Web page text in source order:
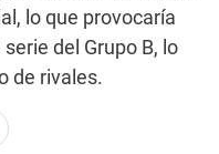
lo que provocaría
del Grupo B, lo
de rivales.